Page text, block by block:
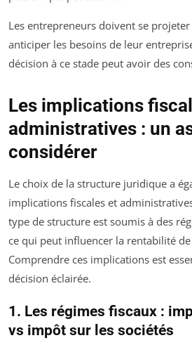
Les entrepreneurs doivent se projeter
anticiper les besoins de leur
décision à ce stade peut avoir des
Les implications
administratives : un
considérer
Le choix de la structure juridique a
implications fiscales et
type de structure est soumis à des
ce qui peut influencer la rentabilité de
Comprendre ces implications est
décision éclairée.
1. Les régimes fiscaux :
vs impôt sur les sociétés